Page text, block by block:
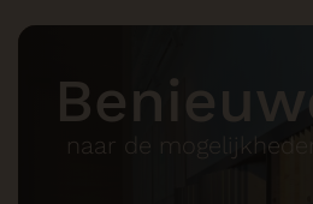
naar de